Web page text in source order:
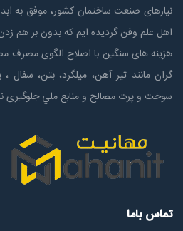
نیازهای صنعت ساختمان كشور، موفق به
اهل علم وفن گردیده ایم که بدون بر هم
هزینه های سنگین با اصلاح الگوی مصرف
گران مانند تیر آهن، میلگرد، بتن، سفال
سوخت و پرت مصالح و منابع ملي جلوگیری
تماس باما